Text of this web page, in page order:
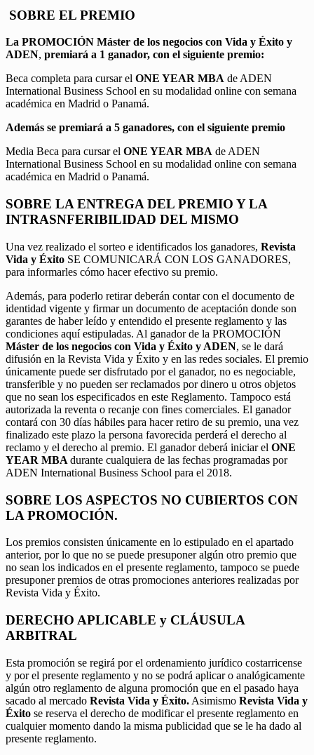
SOBRE EL PREMIO
La PROMOCIÓN Máster de los negocios con Vida y Éxito y
ADEN, premiará a 1 ganador, con el siguiente premio:
Beca completa para cursar el ONE YEAR MBA de ADEN
International Business School en su modalidad online con semana
académica en Madrid o Panamá.
Además se premiará a 5 ganadores, con el siguiente premio
Media Beca para cursar el ONE YEAR MBA de ADEN
International Business School en su modalidad online con semana
académica en Madrid o Panamá.
SOBRE LA ENTREGA DEL PREMIO Y LA
INTRASNFERIBILIDAD DEL MISMO
Una vez realizado el sorteo e identificados los ganadores, Revista
Vida y Éxito SE COMUNICARÁ CON LOS GANADORES,
para informarles cómo hacer efectivo su premio.
Además, para poderlo retirar deberán contar con el documento de
identidad vigente y firmar un documento de aceptación donde son
garantes de haber leído y entendido el presente reglamento y las
condiciones aquí estipuladas. Al ganador de la PROMOCIÓN
Máster de los negocios con Vida y Éxito y ADEN, se le dará
difusión en la Revista Vida y Éxito y en las redes sociales. El premio
únicamente puede ser disfrutado por el ganador, no es negociable,
transferible y no pueden ser reclamados por dinero u otros objetos
que no sean los especificados en este Reglamento. Tampoco está
autorizada la reventa o recanje con fines comerciales. El ganador
contará con 30 días hábiles para hacer retiro de su premio, una vez
finalizado este plazo la persona favorecida perderá el derecho al
reclamo y el derecho al premio. El ganador deberá iniciar el ONE
YEAR MBA durante cualquiera de las fechas programadas por
ADEN International Business School para el 2018.
SOBRE LOS ASPECTOS NO CUBIERTOS CON
LA PROMOCIÓN.
Los premios consisten únicamente en lo estipulado en el apartado
anterior, por lo que no se puede presuponer algún otro premio que
no sean los indicados en el presente reglamento, tampoco se puede
presuponer premios de otras promociones anteriores realizadas por
Revista Vida y Éxito.
DERECHO APLICABLE y CLÁUSULA
ARBITRAL
Esta promoción se regirá por el ordenamiento jurídico costarricense
y por el presente reglamento y no se podrá aplicar o analógicamente
algún otro reglamento de alguna promoción que en el pasado haya
sacado al mercado Revista Vida y Éxito. Asimismo Revista Vida y
Éxito se reserva el derecho de modificar el presente reglamento en
cualquier momento dando la misma publicidad que se le ha dado al
presente reglamento.